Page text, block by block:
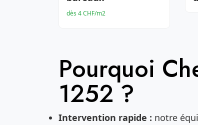
dès 4 CHF/m2
Pourquoi
1252 ?
Intervention rapide : notre